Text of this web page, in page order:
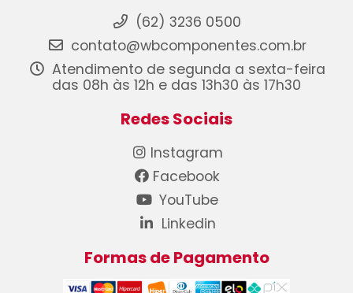
(62) 3236 0500
contato@wbcomponentes.com.br
Atendimento de segunda a sexta-feira
das 08h às 12h e das 13h30 às 17h30
Redes Sociais
Instagram
Facebook
YouTube
Linkedin
Formas de Pagamento